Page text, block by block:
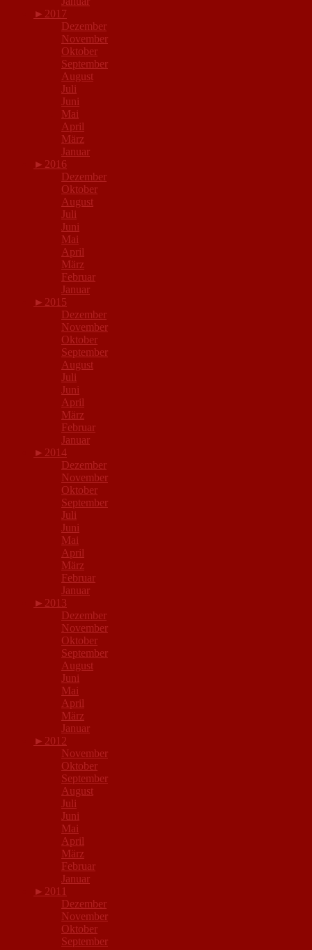
► 2017
Dezember
November
Oktober
September
August
Juli
Juni
Mai
April
März
Januar
► 2016
Dezember
Oktober
August
Juli
Juni
Mai
April
März
Februar
Januar
► 2015
Dezember
November
Oktober
September
August
Juli
Juni
April
März
Februar
Januar
► 2014
Dezember
November
Oktober
September
Juli
Juni
Mai
April
März
Februar
Januar
► 2013
Dezember
November
Oktober
September
August
Juni
Mai
April
März
Januar
► 2012
November
Oktober
September
August
Juli
Juni
Mai
April
März
Februar
Januar
► 2011
Dezember
November
Oktober
September